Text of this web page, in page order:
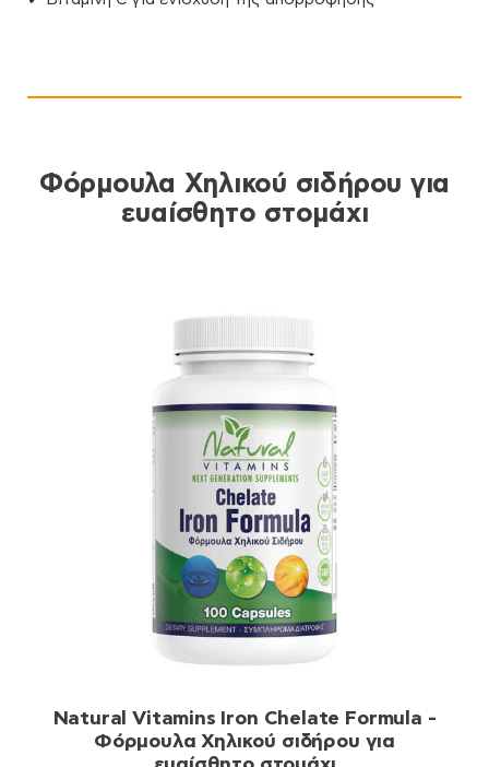
Φόρμουλα Χηλικού σιδήρου για
ευαίσθητο στομάχι
Natural Vitamins Iron Chelate Formula -
Φόρμουλα Χηλικού σιδήρου για